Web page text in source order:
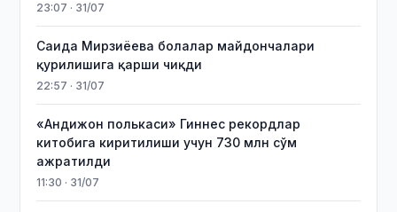
23:07 · 31/07
Саида Мирзиёева болалар майдончалари
қурилишига қарши чиқди
22:57 · 31/07
«Андижон полькаси» Гиннес рекордлар
китобига киритилиши учун 730 млн сўм
ажратилди
11:30 · 31/07